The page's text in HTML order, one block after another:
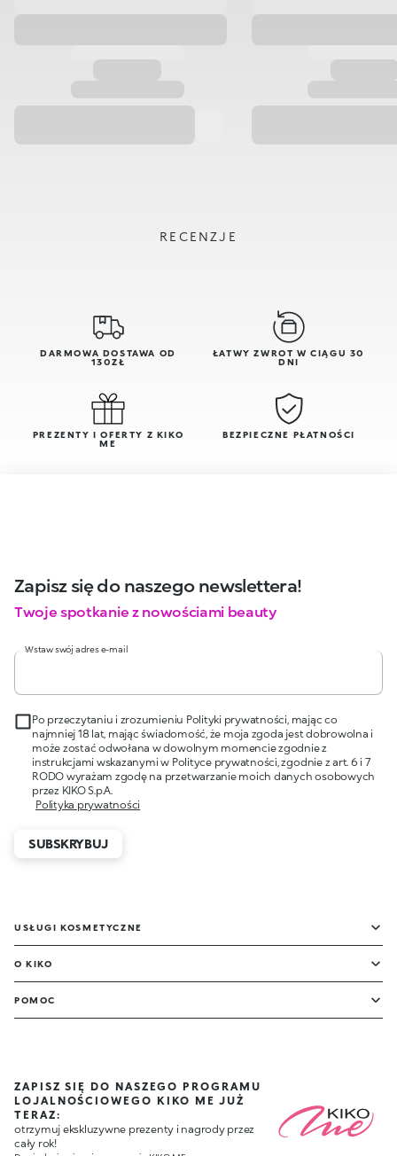
RECENZJE
DARMOWA DOSTAWA OD
130ZŁ
ŁATWY ZWROT W CIĄGU 30
DNI
PREZENTY I OFERTY Z KIKO
ME
BEZPIECZNE PŁATNOŚCI
Zapisz się do naszego newslettera!
Twoje spotkanie z nowościami beauty
Wstaw swój adres e-mail
Po przeczytaniu i zrozumieniu Polityki prywatności, mając co
najmniej 18 lat, mając świadomość, że moja zgoda jest dobrowolna i
może zostać odwołana w dowolnym momencie zgodnie z
instrukcjami wskazanymi w Polityce prywatności, zgodnie z art. 6 i 7
RODO wyrażam zgodę na przetwarzanie moich danych osobowych
przez KIKO S.p.A.
Polityka prywatności
SUBSKRYBUJ
USŁUGI KOSMETYCZNE
O KIKO
POMOC
ZAPISZ SIĘ DO NASZEGO PROGRAMU
LOJALNOŚCIOWEGO KIKO ME JUŻ
TERAZ:
otrzymuj ekskluzywne prezenty i nagrody przez
cały rok!